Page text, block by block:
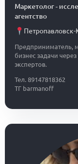
Маркетолог -
агентство
Петропавловск-
Предприниматель,
бизнес задачи
экспертов.
Тел. 89147818362
ТГ barmanoff